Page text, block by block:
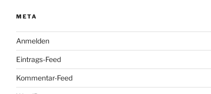
META
Anmelden
Eintrags-Feed
Kommentar-Feed